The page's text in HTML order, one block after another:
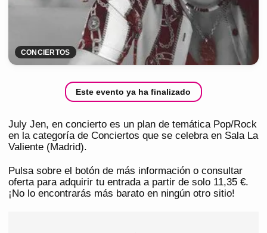
CONCIERTOS
Este evento ya ha finalizado
July Jen, en concierto es un plan de temática Pop/Rock
en la categoría de Conciertos que se celebra en Sala La
Valiente (Madrid).
Pulsa sobre el botón de más información o consultar
oferta para adquirir tu entrada a partir de solo 11,35 €.
¡No lo encontrarás más barato en ningún otro sitio!